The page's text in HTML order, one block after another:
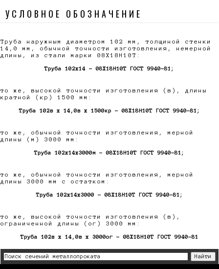
УСЛОВНОЕ ОБОЗНАЧЕНИЕ
Труба наружным диаметром 102 мм, толщиной стенки
14,0 мм, обычной точности изготовления, немерной
длины, из стали марки 08Х18Н10Т:
Труба 102х14 - 08Х18Н10Т ГОСТ 9940-81;
то же, высокой точности изготовления (в), длины
кратной (кр) 1500 мм:
Труба 102в х 14,0в х 1500кр - 08Х18Н10Т ГОСТ 9940-81;
то же, обычной точности изготовления, мерной
длины (м) 3000 мм:
Труба 102х14х3000м - 08Х18Н10Т ГОСТ 9940-81;
то же, обычной точности изготовления, мерной
длины 3000 мм с остатком:
Труба 102х14х3000 - 08Х18Н10Т ГОСТ 9940-81;
то же, высокой точности изготовления (в),
ограниченной длины (ог) 3000 мм:
Труба 102в х 14,0в х 3000ог - 08Х18Н10Т ГОСТ 9940-81